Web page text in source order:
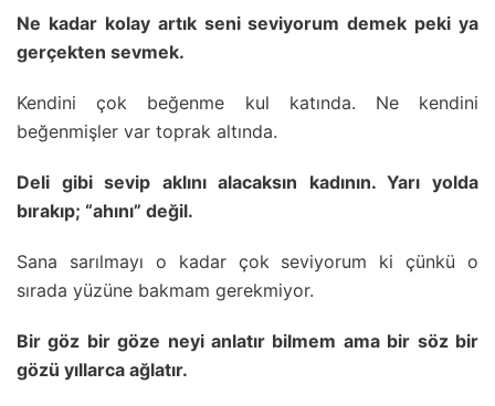
Ne kadar kolay artık seni seviyorum demek peki ya
gerçekten sevmek.
Kendini çok beğenme kul katında. Ne kendini
beğenmişler var toprak altında.
Deli gibi sevip aklını alacaksın kadının. Yarı yolda
bırakıp; “ahını” değil.
Sana sarılmayı o kadar çok seviyorum ki çünkü o
sırada yüzüne bakmam gerekmiyor.
Bir göz bir göze neyi anlatır bilmem ama bir söz bir
gözü yıllarca ağlatır.